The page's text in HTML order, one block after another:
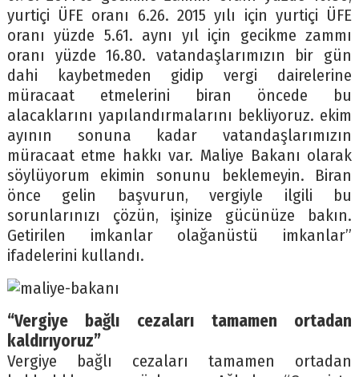
yurtiçi ÜFE oranı 6.26. 2015 yılı için yurtiçi ÜFE
oranı yüzde 5.61. aynı yıl için gecikme zammı
oranı yüzde 16.80. vatandaşlarımızın bir gün
dahi kaybetmeden gidip vergi dairelerine
müracaat etmelerini biran öncede bu
alacaklarını yapılandırmalarını bekliyoruz. ekim
ayının sonuna kadar vatandaşlarımızın
müracaat etme hakkı var. Maliye Bakanı olarak
söylüyorum ekimin sonunu beklemeyin. Biran
önce gelin başvurun, vergiyle ilgili bu
sorunlarınızı çözün, işinize gücünüze bakın.
Getirilen imkanlar olağanüstü imkanlar”
ifadelerini kullandı.
“Vergiye bağlı cezaları tamamen ortadan
kaldırıyoruz”
Vergiye bağlı cezaları tamamen ortadan